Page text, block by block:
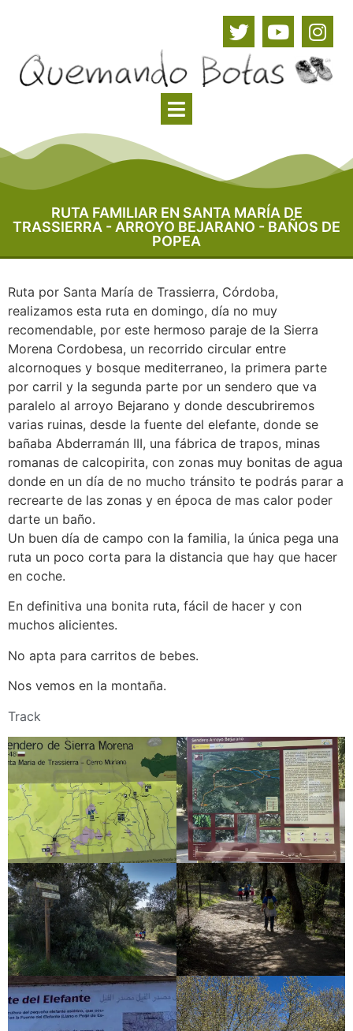
RUTA FAMILIAR EN SANTA MARÍA DE
TRASSIERRA - ARROYO BEJARANO - BAÑOS DE
POPEA
Ruta por Santa María de Trassierra, Córdoba,
realizamos esta ruta en domingo, día no muy
recomendable, por este hermoso paraje de la Sierra
Morena Cordobesa, un recorrido circular entre
alcornoques y bosque mediterraneo, la primera parte
por carril y la segunda parte por un sendero que va
paralelo al arroyo Bejarano y donde descubriremos
varias ruinas, desde la fuente del elefante, donde se
bañaba Abderramán III, una fábrica de trapos, minas
romanas de calcopirita, con zonas muy bonitas de agua
donde en un día de no mucho tránsito te podrás parar a
recrearte de las zonas y en época de mas calor poder
darte un baño.
Un buen día de campo con la familia, la única pega una
ruta un poco corta para la distancia que hay que hacer
en coche.
En definitiva una bonita ruta, fácil de hacer y con
muchos alicientes.
No apta para carritos de bebes.
Nos vemos en la montaña.
Track